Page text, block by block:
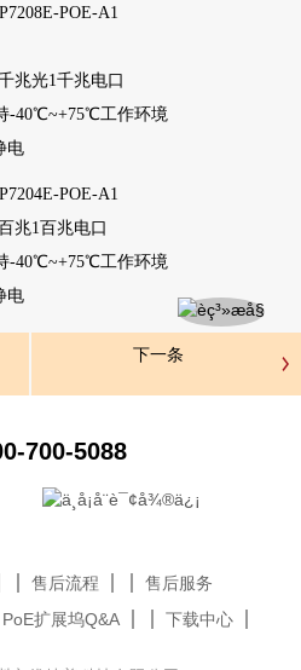
POE-A1
兆光1千兆电口
-40℃~+75℃工作环境
电
POE-A1
兆1百兆电口
-40℃~+75℃工作环境
电
下一条
700-5088
售后流程
售后服务
PoE扩展坞Q&A 下载中心